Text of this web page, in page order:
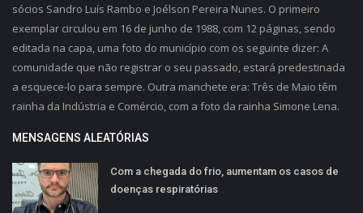
sócios Sandro Luís Rambo e Joélson Pereira Nunes. O primeiro
exemplar circulou em 16 de junho de 1988, com 12 páginas, sendo
editada na capa, uma foto do município com os seguinte dizer: A
comunidade que não registrar o seu passado, estará predestinada
a esquece-lo para sempre. Outra manchete era: Três de Maio têm
rainha da Indústria e Comércio, com a foto da rainha Simone Lena.
MENSAGENS ALEATÓRIAS
Com a chegada do frio, aumentam os casos de
doenças respiratórias